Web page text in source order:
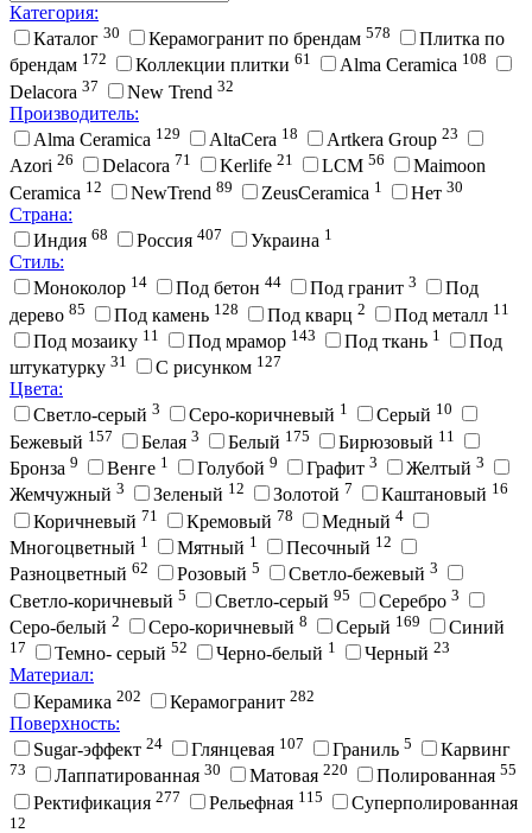
Категория:
Каталог 30 Керамогранит по брендам 578
Плитка по
брендам 172 Коллекции плитки 61 Alma Ceramica 108
Delacora 37 New Trend 32
Производитель:
Alma Ceramica 129 AltaCera 18 Artkera Group 23
Azori 26 Delacora 71 Kerlife 21 LCM 56
Maimoon
Ceramica 12 NewTrend 89 ZeusCeramica 1 Нет 30
Страна:
Индия 68 Россия 407 Украина 1
Стиль:
Моноколор 14 Под бетон 44 Под гранит 3
Под
дерево 85 Под камень 128 Под кварц 2 Под металл 11
Под мозаику 11 Под мрамор 143 Под ткань 1
Под
штукатурку 31 С рисунком 127
Цвета:
Cветло-серый 3 Cеро-коричневый 1 Cерый 10
Бежевый 157 Белая 3 Белый 175 Бирюзовый 11
Бронза 9 Венге 1 Голубой 9 Графит 3 Желтый 3
Жемчужный 3 Зеленый 12 Золотой 7 Каштановый 16
Коричневый 71 Кремовый 78 Медный 4
Многоцветный 1 Мятный 1 Песочный 12
Разноцветный 62 Розовый 5 Светло-бежевый 3
Светло-коричневый 5 Светло-серый 95 Серебро 3
Серо-белый 2 Серо-коричневый 8 Серый 169 Синий
17 Темно- серый 52 Черно-белый 1 Черный 23
Материал:
Керамика 202 Керамогранит 282
Поверхность:
Sugar-эффект 24 Глянцевая 107 Граниль 5 Карвинг
73 Лаппатированная 30 Матовая 220 Полированная 55
Ректификация 277 Рельефная 115 Суперполированная
12